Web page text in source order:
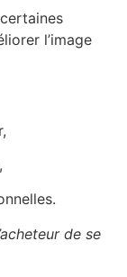
l’image
de se